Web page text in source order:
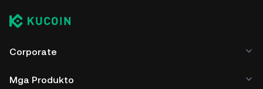
Corporate
Mga Produkto